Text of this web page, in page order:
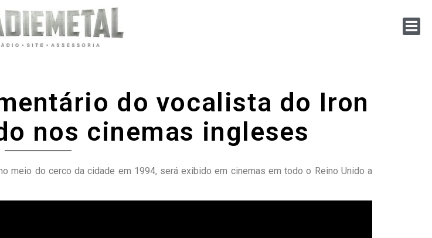
do vocalista do Iron
nos cinemas ingleses
meio do cerco da cidade em 1994, será exibido em cinemas em todo o Reino Unido a